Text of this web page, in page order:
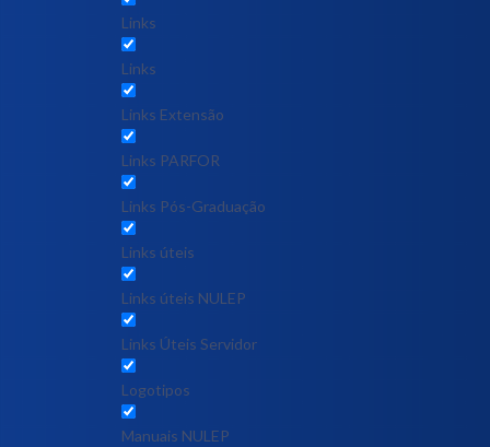
Links
Links
Links Extensão
Links PARFOR
Links Pós-Graduação
Links úteis
Links úteis NULEP
Links Úteis Servidor
Logotipos
Manuais NULEP